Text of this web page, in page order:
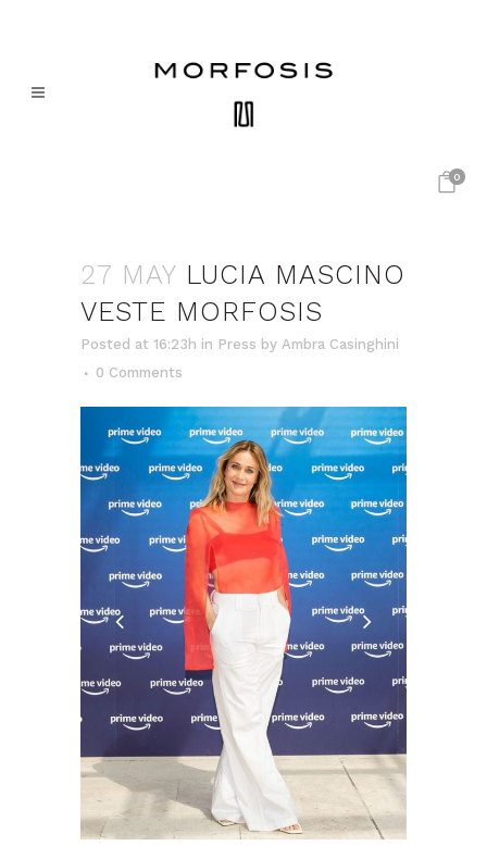
0
27 MAY LUCIA MASCINO
VESTE MORFOSIS
Posted at 16:23h in Press by Ambra Casinghini
0 Comments